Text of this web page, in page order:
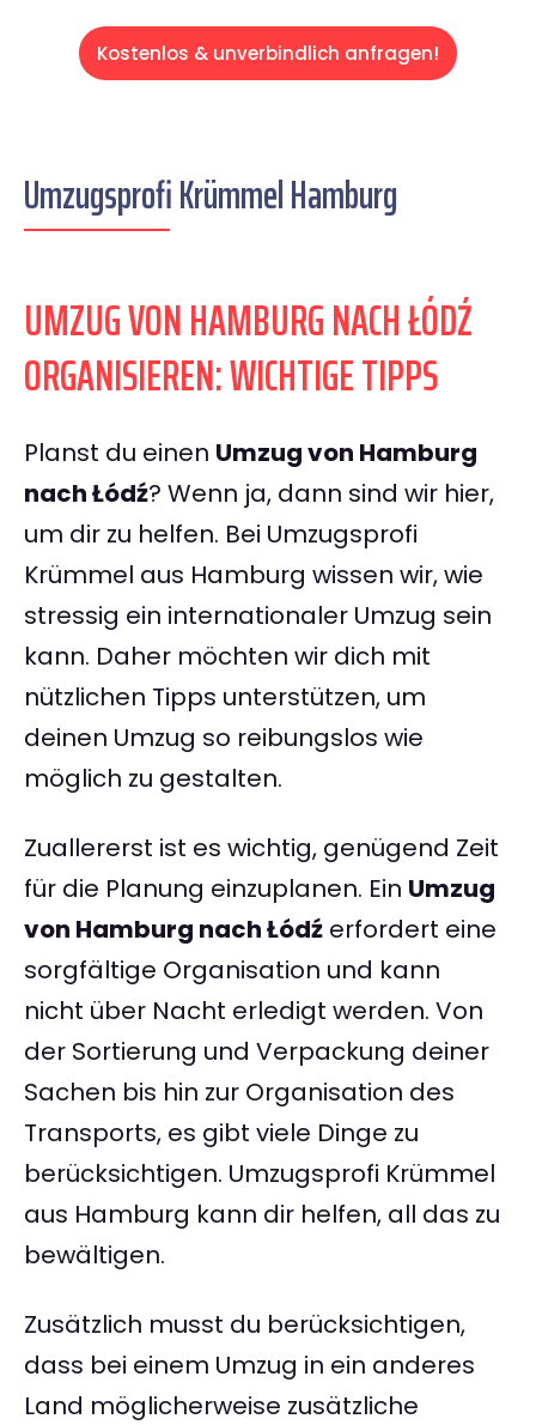
Kostenlos & unverbindlich anfragen!
Umzugsprofi Krümmel Hamburg
UMZUG VON HAMBURG NACH ŁÓDŹ
ORGANISIEREN: WICHTIGE TIPPS
Planst du einen Umzug von Hamburg
nach Łódź? Wenn ja, dann sind wir hier,
um dir zu helfen. Bei Umzugsprofi
Krümmel aus Hamburg wissen wir, wie
stressig ein internationaler Umzug sein
kann. Daher möchten wir dich mit
nützlichen Tipps unterstützen, um
deinen Umzug so reibungslos wie
möglich zu gestalten.
Zuallererst ist es wichtig, genügend Zeit
für die Planung einzuplanen. Ein Umzug
von Hamburg nach Łódź erfordert eine
sorgfältige Organisation und kann
nicht über Nacht erledigt werden. Von
der Sortierung und Verpackung deiner
Sachen bis hin zur Organisation des
Transports, es gibt viele Dinge zu
berücksichtigen. Umzugsprofi Krümmel
aus Hamburg kann dir helfen, all das zu
bewältigen.
Zusätzlich musst du berücksichtigen,
dass bei einem Umzug in ein anderes
Land möglicherweise zusätzliche